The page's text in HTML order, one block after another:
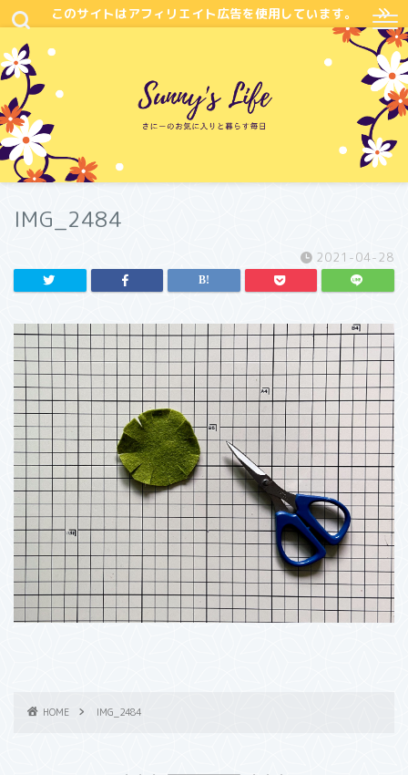
このサイトはアフィリエイト広告を使用しています。
IMG_2484
2021-04-28
HOME IMG_2484